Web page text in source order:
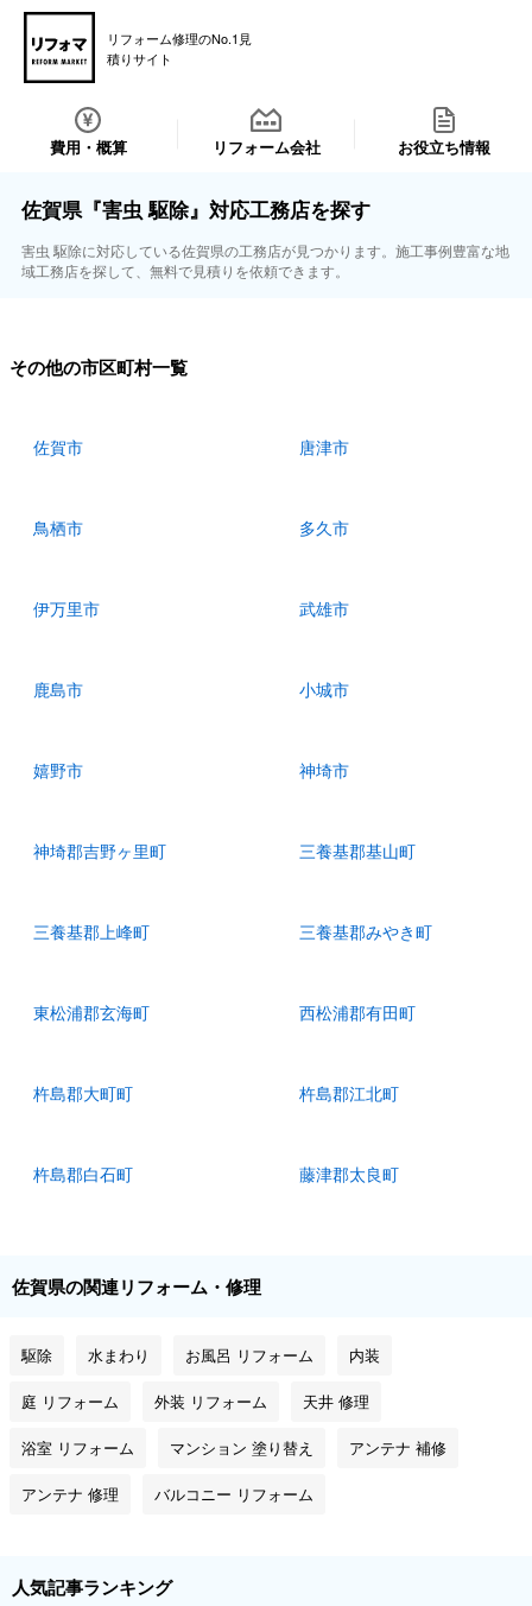
リフォーム修理のNo.1見
積りサイト
費用・概算 リフォーム会社 お役立ち情報
佐賀県『害虫 駆除』対応工務店を探す
害虫 駆除に対応している佐賀県の工務店が見つかります。施工事例豊富な地
域工務店を探して、無料で見積りを依頼できます。
その他の市区町村一覧
佐賀市 唐津市
鳥栖市 多久市
伊万里市 武雄市
鹿島市 小城市
嬉野市 神埼市
神埼郡吉野ヶ里町 三養基郡基山町
三養基郡上峰町 三養基郡みやき町
東松浦郡玄海町 西松浦郡有田町
杵島郡大町町 杵島郡江北町
杵島郡白石町 藤津郡太良町
佐賀県の関連リフォーム・修理
駆除 水まわり お風呂 リフォーム 内装
庭 リフォーム 外装 リフォーム 天井 修理
浴室 リフォーム マンション 塗り替え アンテナ 補修
アンテナ 修理 バルコニー リフォーム
人気記事ランキング